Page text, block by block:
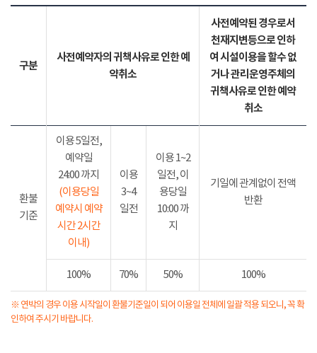
구분
사전예약자의 귀책사유로 인한 예
약취소
사전예약된 경우로서
천재지변등으로 인하
여 시설이용을 할수 없
거나 관리운영주체의
귀책사유로 인한 예약
취소
환불
기준
이용 5일전,
예약일
24:00 까지
(이용당일
예약시 예약
시간 2시간
이내)
이용
3~4
일전
이용 1~2
일전, 이
용당일
10:00 까
지
기일에 관계없이 전액
반환
100% 70% 50% 100%
※ 연박의 경우 이용 시작일이 환불기준일이 되어 이용일 전체에 일괄 적용 되오니, 꼭 확
인하여 주시기 바랍니다.